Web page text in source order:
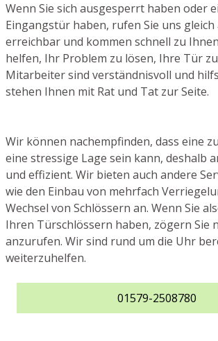
Wenn Sie sich ausgesperrt haben oder
Eingangstür haben, rufen Sie uns gleich
erreichbar und kommen schnell zu
helfen, Ihr Problem zu lösen, Ihre Tür
Mitarbeiter sind verständnisvoll und
stehen Ihnen mit Rat und Tat zur Seite.
Wir können nachempfinden, dass eine
eine stressige Lage sein kann, deshalb
und effizient. Wir bieten auch andere
wie den Einbau von mehrfach
Wechsel von Schlössern an. Wenn Sie
Ihren Türschlössern haben, zögern Sie
anzurufen. Wir sind rund um die Uhr
weiterzuhelfen.
01579-2508780